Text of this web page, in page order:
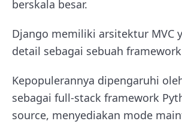
berskala besar.
Django memiliki arsitektur MVC
detail sebagai sebuah framework
Kepopulerannya dipengaruhi
sebagai full-stack framework
source, menyediakan mode